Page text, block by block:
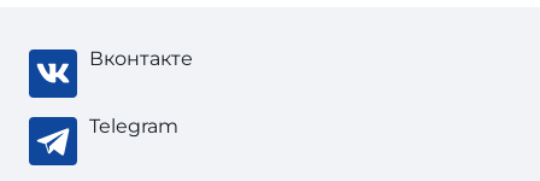
Вконтакте
Telegram